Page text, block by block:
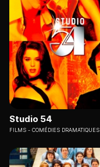
Studio 54
FILMS COMÉDIES DRAMATIQUES